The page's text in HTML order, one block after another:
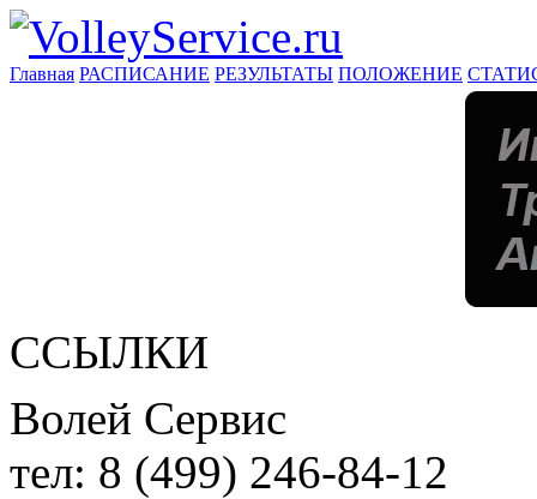
Главная РАСПИСАНИЕ РЕЗУЛЬТАТЫ ПОЛОЖЕНИЕ
ССЫЛКИ
Волей Сервис
тел: 8 (499) 246-84-12